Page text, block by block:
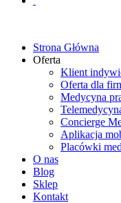
Strona Główna
Oferta
Klient
Oferta dla
Medycyna
Concierge
Aplikacja
Placówki
O nas
Blog
Sklep
Kontakt